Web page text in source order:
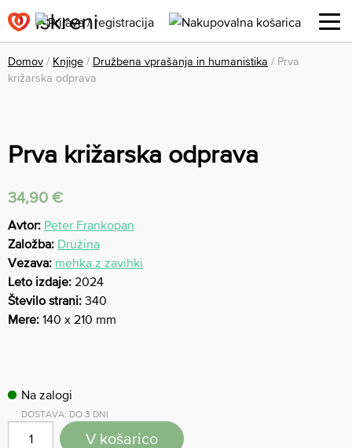
Domov / Knjige / Družbena vprašanja in humanistika / Prva
križarska odprava
Prva križarska odprava
34,90 €
Avtor: Peter Frankopan
Založba: Družina
Vezava: mehka z zavihki
Leto izdaje: 2024
Število strani: 340
Mere: 140 x 210 mm
Na zalogi
DOSTAVA: DO 3 DNI
V košarico